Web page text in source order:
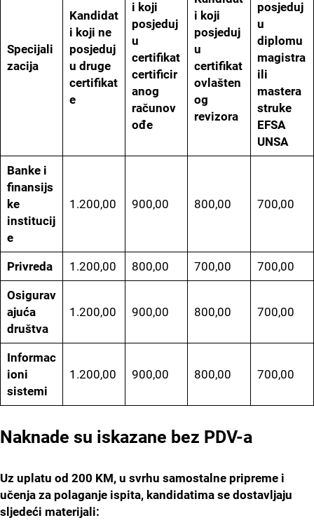
Specijali
zacija
Kandidat
i koji ne
posjeduj
u druge
certifikat
e
i koji
posjeduj
u
certifikat
certificir
anog
računov
ođe
i koji
posjeduj
u
certifikat
ovlašten
og
revizora
posjeduj
u
diplomu
magistra
ili
mastera
struke
EFSA
UNSA
Banke i
finansijs
ke
institucij
e
1.200,00 900,00 800,00 700,00
Privreda 1.200,00 800,00 700,00 700,00
Osigurav
ajuća
društva
1.200,00 900,00 800,00 700,00
Informac
ioni
sistemi
1.200,00 900,00 800,00 700,00
Naknade su iskazane bez PDV-a
Uz uplatu od 200 KM, u svrhu samostalne pripreme i
učenja za polaganje ispita, kandidatima se dostavljaju
sljedeći materijali: